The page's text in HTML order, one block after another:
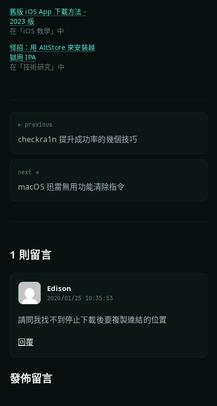
舊版 iOS App 下載方法 -
2023 版
在「iOS 教學」中
怪招：用 AltStore 來安裝越
獄用 IPA
在「技術研究」中
← previous
checkra1n 提升成功率的幾個技巧
next →
macOS 迅雷無用功能清除指令
1 則留言
Edison
2020/01/25 10:35:53
請問我找不到停止下載後要複製連結的位置
回覆
發佈留言